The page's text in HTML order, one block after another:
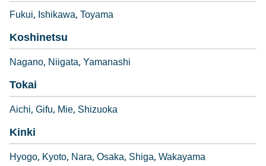
Fukui Ishikawa Toyama
Koshinetsu
Nagano Niigata Yamanashi
Tokai
Aichi Gifu Mie Shizuoka
Kinki
Hyogo Kyoto Nara Osaka Shiga Wakayama